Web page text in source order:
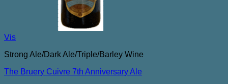
Vis
Strong Ale/Dark Ale/Triple/Barley Wine
The Bruery Cuivre 7th Anniversary Ale